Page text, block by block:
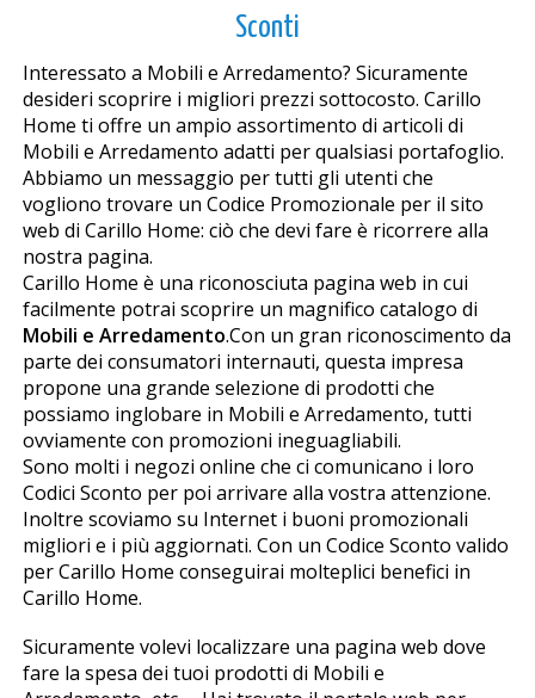
Sconti
Interessato a Mobili e Arredamento? Sicuramente
desideri scoprire i migliori prezzi sottocosto. Carillo
Home ti offre un ampio assortimento di articoli di
Mobili e Arredamento adatti per qualsiasi portafoglio.
Abbiamo un messaggio per tutti gli utenti che
vogliono trovare un Codice Promozionale per il sito
web di Carillo Home: ciò che devi fare è ricorrere alla
nostra pagina.
Carillo Home è una riconosciuta pagina web in cui
facilmente potrai scoprire un magnifico catalogo di
Mobili e Arredamento.Con un gran riconoscimento da
parte dei consumatori internauti, questa impresa
propone una grande selezione di prodotti che
possiamo inglobare in Mobili e Arredamento, tutti
ovviamente con promozioni ineguagliabili.
Sono molti i negozi online che ci comunicano i loro
Codici Sconto per poi arrivare alla vostra attenzione.
Inoltre scoviamo su Internet i buoni promozionali
migliori e i più aggiornati. Con un Codice Sconto valido
per Carillo Home conseguirai molteplici benefici in
Carillo Home.
Sicuramente volevi localizzare una pagina web dove
fare la spesa dei tuoi prodotti di Mobili e